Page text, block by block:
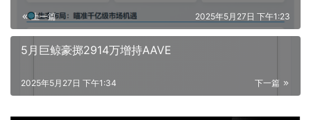
上一篇 2025年5月27日 下午1:23
5月巨鲸豪掷2914万增持AAVE
下一篇
2025年5月27日 下午1:34